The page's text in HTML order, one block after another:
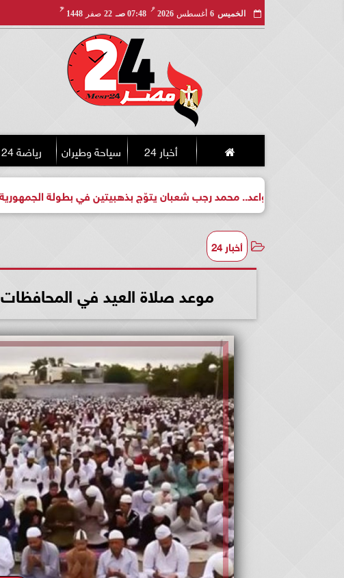
الخميس 6 أغسطس 2026
مـ
07:48 صـ 22 صفر 1448
هـ
أخبار 24 سياحة وطيران رياضة 24
واعد.. محمد رجب شعبان يتوّج بذهبيتين في بطولة الجمهورية للكيك
أخبار 24
موعد صلاة العيد في المحافظات 2024.. أول أيام عيد الفطر في